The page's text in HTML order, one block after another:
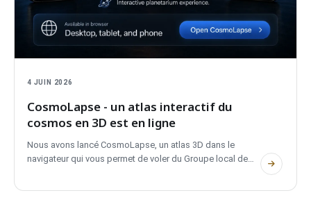
4 JUIN 2026
CosmoLapse - un atlas interactif du
cosmos en 3D est en ligne
Nous avons lancé CosmoLapse, un atlas 3D dans le
navigateur qui vous permet de voler du Groupe local de